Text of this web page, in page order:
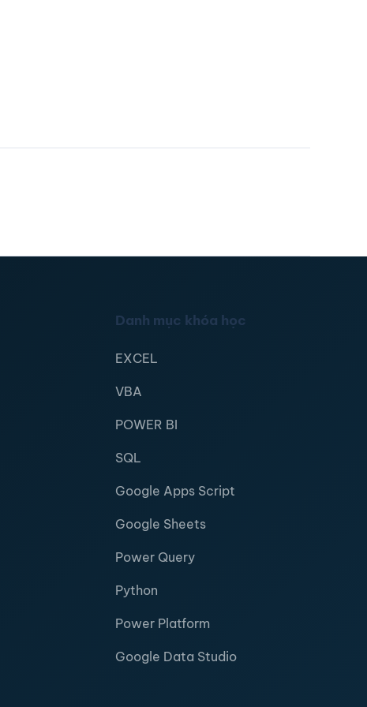
Danh mục khóa học
EXCEL
VBA
POWER BI
SQL
Google Apps Script
Google Sheets
Power Query
Python
Power Platform
Google Data Studio